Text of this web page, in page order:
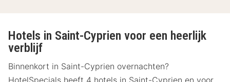
Hotels in Saint-Cyprien voor een heerlijk
verblijf
Binnenkort in Saint-Cyprien overnachten?